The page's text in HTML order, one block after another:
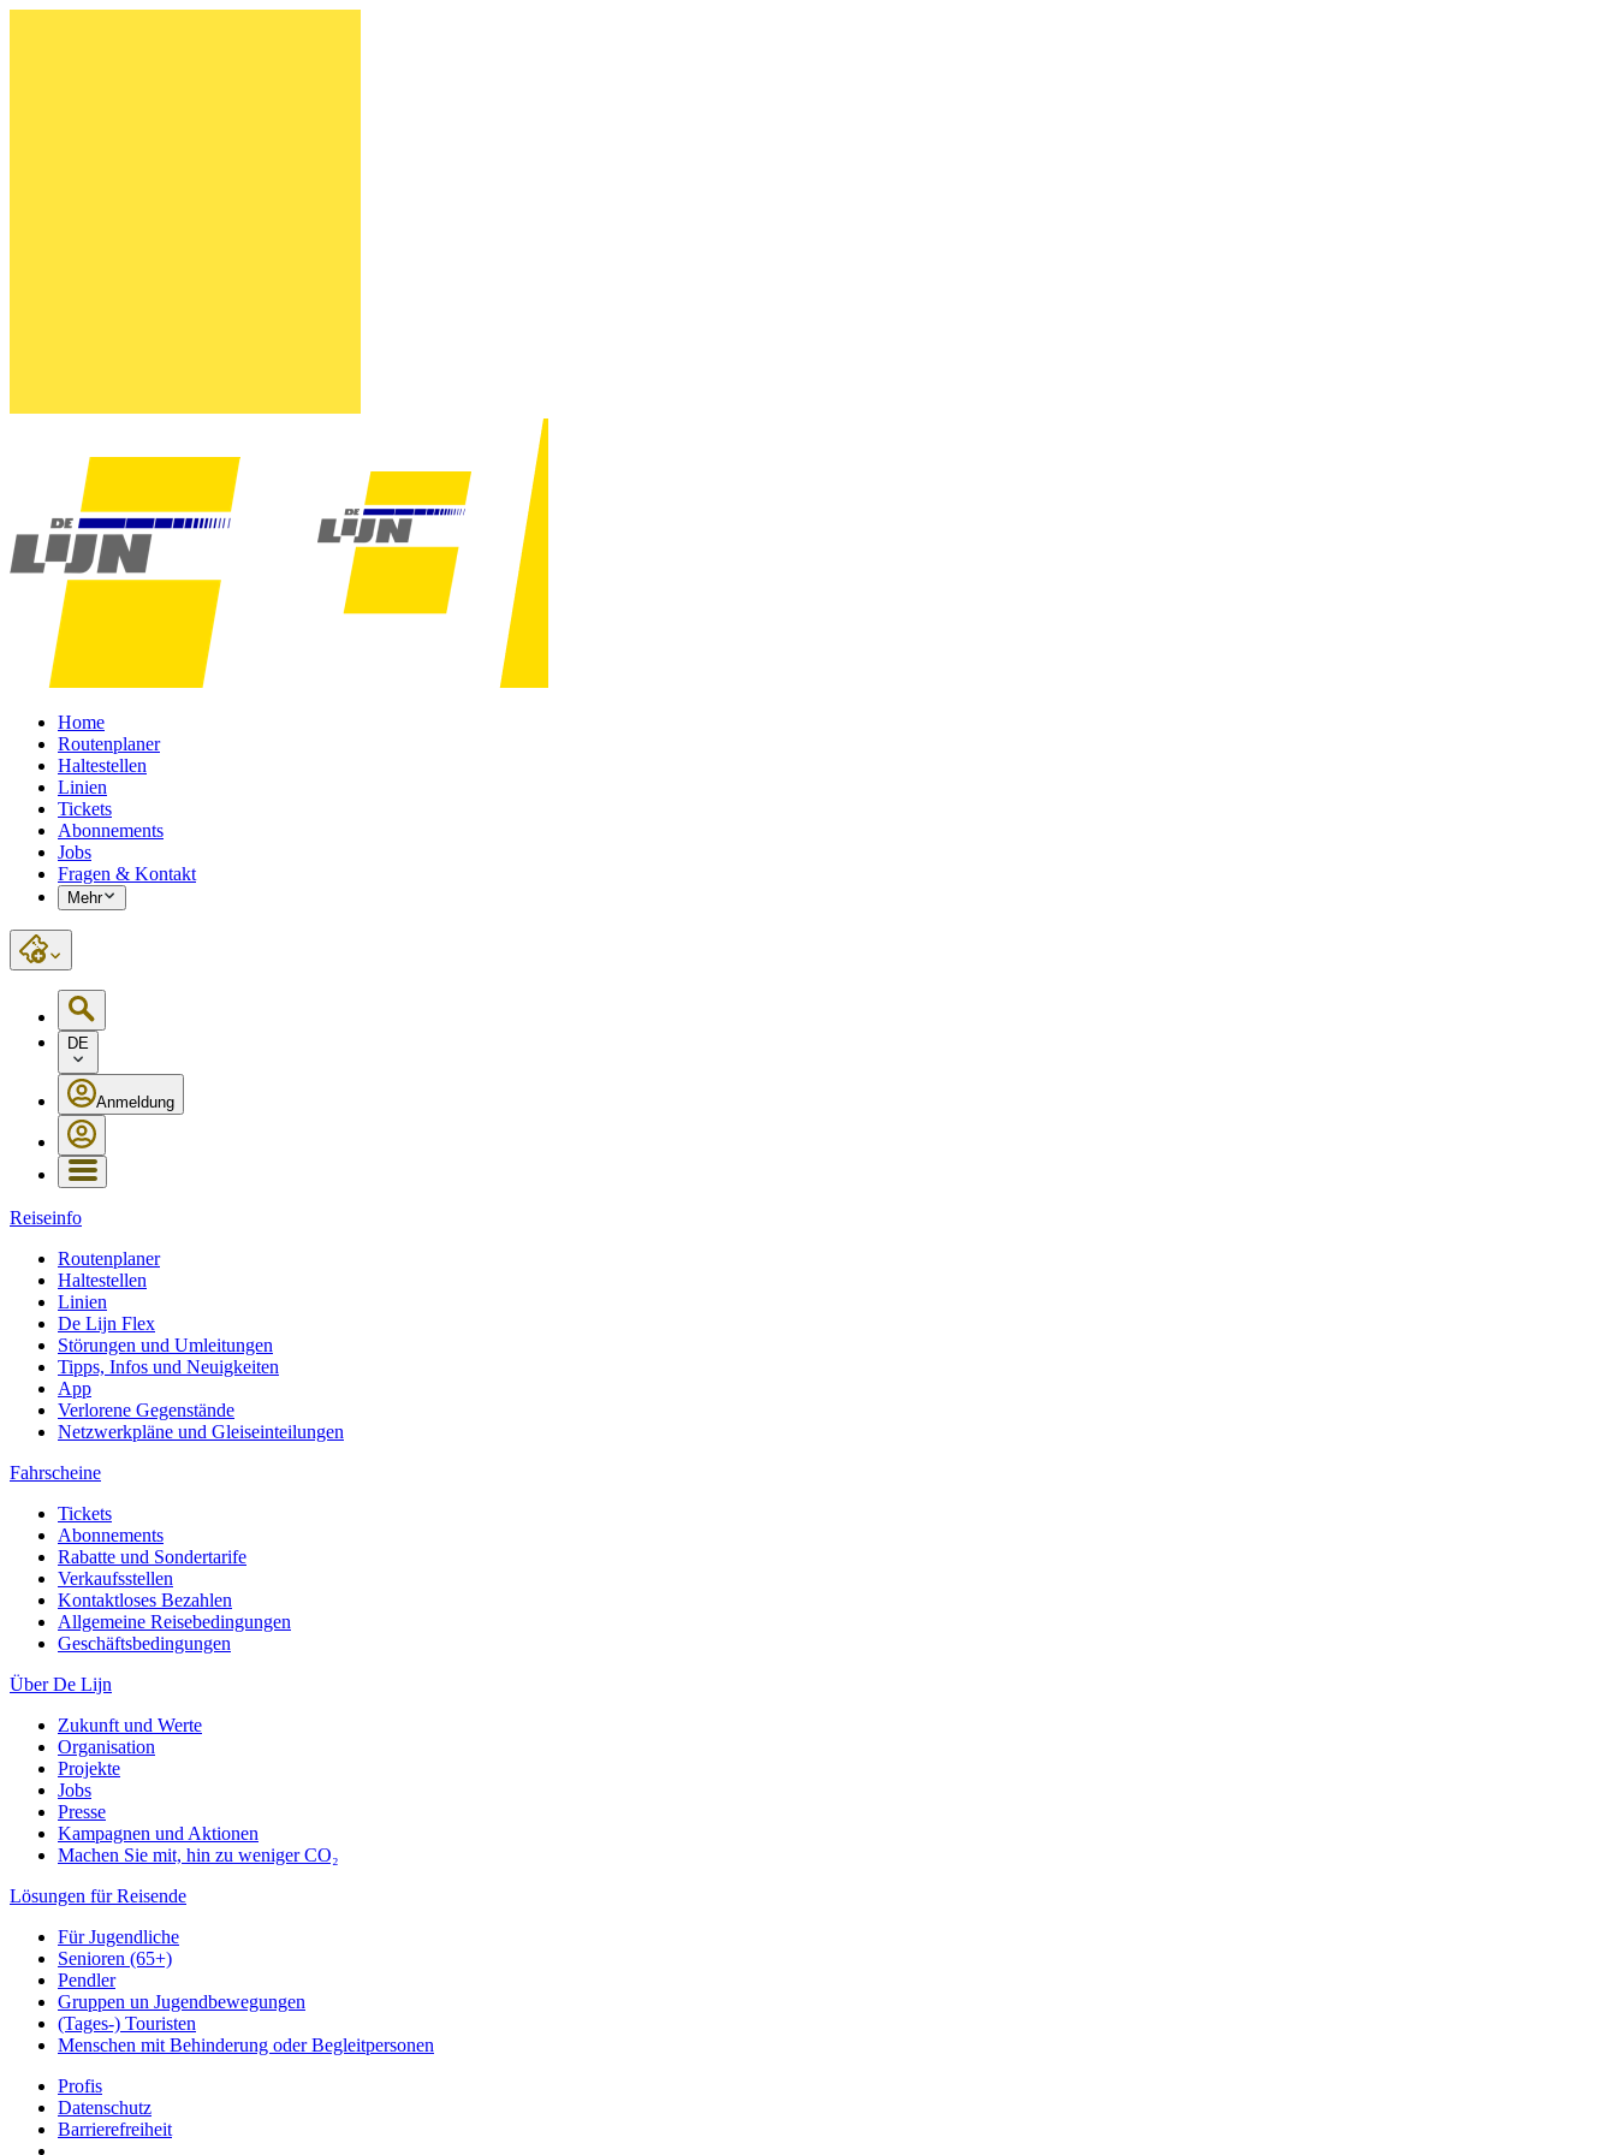
Home
Routenplaner
Haltestellen
Linien
Tickets
Abonnements
Jobs
Fragen & Kontakt
Mehr
DE
Anmeldung
Reiseinfo
Routenplaner
Haltestellen
Linien
De Lijn Flex
Störungen und Umleitungen
Tipps, Infos und Neuigkeiten
App
Verlorene Gegenstände
Netzwerkpläne und Gleiseinteilungen
Fahrscheine
Tickets
Abonnements
Rabatte und Sondertarife
Verkaufsstellen
Kontaktloses Bezahlen
Allgemeine Reisebedingungen
Geschäftsbedingungen
Über De Lijn
Zukunft und Werte
Organisation
Projekte
Jobs
Presse
Kampagnen und Aktionen
Machen Sie mit, hin zu weniger CO₂
Lösungen für Reisende
Für Jugendliche
Senioren (65+)
Pendler
Gruppen un Jugendbewegungen
(Tages-) Touristen
Menschen mit Behinderung oder Begleitpersonen
Profis
Datenschutz
Barrierefreiheit